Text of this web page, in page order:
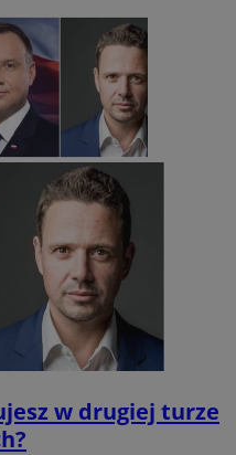
w drugiej turze